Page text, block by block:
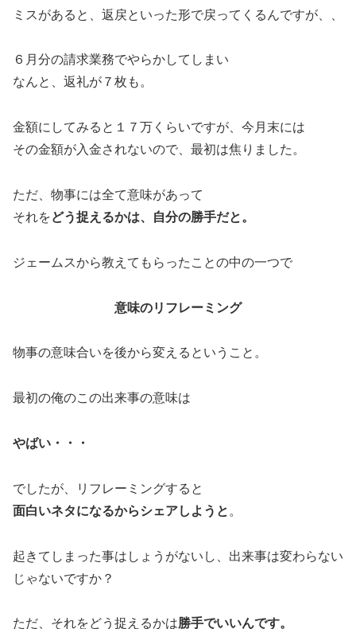
ミスがあると、返戻といった形で戻ってくるんですが、、
６月分の請求業務でやらかしてしまい
なんと、返礼が７枚も。
金額にしてみると１７万くらいですが、今月末には
その金額が入金されないので、最初は焦りました。
ただ、物事には全て意味があって
それをどう捉えるかは、自分の勝手だと。
ジェームスから教えてもらったことの中の一つで
意味のリフレーミング
物事の意味合いを後から変えるということ。
最初の俺のこの出来事の意味は
やばい・・・
でしたが、リフレーミングすると
面白いネタになるからシェアしようと 。
起きてしまった事はしょうがないし、出来事は変わらない
じゃないですか？
ただ、それをどう捉えるかは勝手でいいんです。